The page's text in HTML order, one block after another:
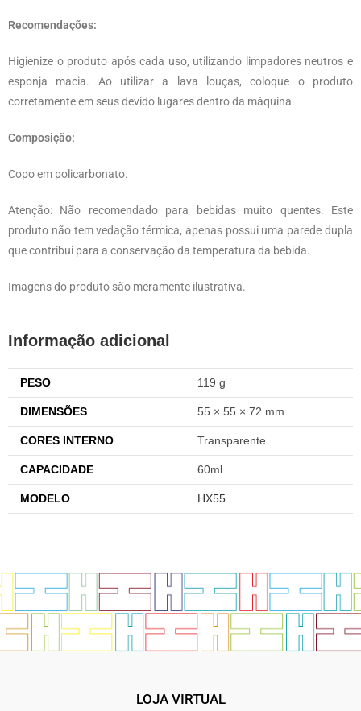
Recomendações:
Higienize o produto após cada uso, utilizando limpadores neutros e
esponja macia. Ao utilizar a lava louças, coloque o produto
corretamente em seus devido lugares dentro da máquina.
Composição:
Copo em policarbonato.
Atenção: Não recomendado para bebidas muito quentes. Este
produto não tem vedação térmica, apenas possui uma parede dupla
que contribui para a conservação da temperatura da bebida.
Imagens do produto são meramente ilustrativa.
Informação adicional
PESO 119 g
DIMENSÕES 55 × 55 × 72 mm
CORES INTERNO Transparente
CAPACIDADE 60ml
MODELO HX55
LOJA VIRTUAL